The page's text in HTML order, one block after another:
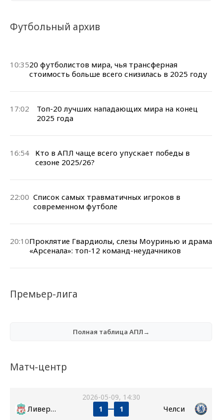
Футбольный архив
10:3520 футболистов мира, чья трансферная
стоимость больше всего снизилась в 2025 году
17:02
Топ-20 лучших нападающих мира на конец
2025 года
16:54
Кто в АПЛ чаще всего упускает победы в
сезоне 2025/26?
22:00 Cписок самых травматичных игроков в
современном футболе
20:10Проклятие Гвардиолы, слезы Моуринью и драма
«Арсенала»: топ-12 команд-неудачников
Премьер-лига
Полная таблица АПЛ→
Матч-центр
2026-05-09, 14:30
Ливерпуль 1 1 Челси